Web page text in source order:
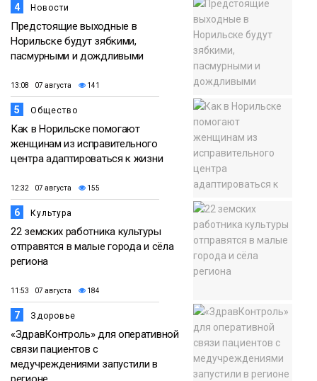
4 Новости
Предстоящие выходные в
Норильске будут зябкими,
пасмурными и дождливыми
13:08 07 августа 141
5 Общество
Как в Норильске помогают
женщинам из исправительного
центра адаптироваться к жизни
12:32 07 августа 155
6 Культура
22 земских работника культуры
отправятся в малые города и сёла
региона
11:53 07 августа 184
7 Здоровье
«ЗдравКонтроль» для оперативной
связи пациентов с
медучреждениями запустили в